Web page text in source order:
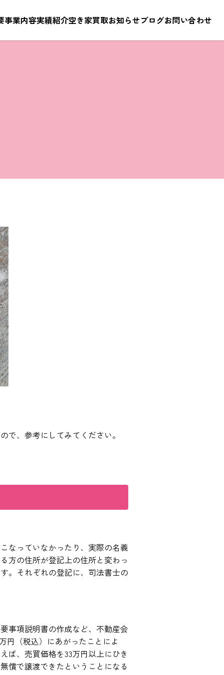
事業内容実績紹介空き家買取お知らせブログお問い合わせ
で、参考にしてみてください。
なっていなかったり、実際の名義
方の住所が登記上の住所と変わっ
。それぞれの登記に、司法書士の
事項説明書の作成など、不動産会
円（税込）にあがったことによ
ば、売買価格を33万円以上にひき
償で譲渡できたということになる